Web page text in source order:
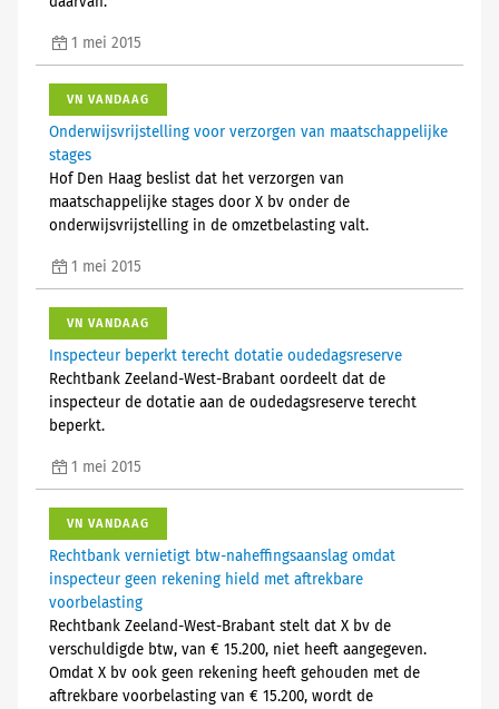
1 mei 2015
VN VANDAAG
Onderwijsvrijstelling voor verzorgen van maatschappelijke
stages
Hof Den Haag beslist dat het verzorgen van
maatschappelijke stages door X bv onder de
onderwijsvrijstelling in de omzetbelasting valt.
1 mei 2015
VN VANDAAG
Inspecteur beperkt terecht dotatie oudedagsreserve
Rechtbank Zeeland-West-Brabant oordeelt dat de
inspecteur de dotatie aan de oudedagsreserve terecht
beperkt.
1 mei 2015
VN VANDAAG
Rechtbank vernietigt btw-naheffingsaanslag omdat
inspecteur geen rekening hield met aftrekbare
voorbelasting
Rechtbank Zeeland-West-Brabant stelt dat X bv de
verschuldigde btw, van € 15.200, niet heeft aangegeven.
Omdat X bv ook geen rekening heeft gehouden met de
aftrekbare voorbelasting van € 15.200, wordt de